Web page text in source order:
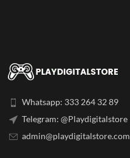
Whatsapp: 333 264 32 89
Telegram: @Playdigitalstore
admin@playdigitalstore.com